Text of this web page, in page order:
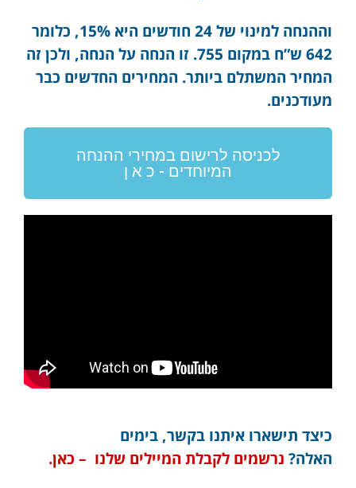
וההנחה למינוי של 24 חודשים היא 15%, כלומר
642 ש”ח במקום 755. זו הנחה על הנחה, ולכן זה
המחיר המשתלם ביותר. המחירים החדשים כבר
מעודכנים.
לכניסה לרישום במחירי ההנחה
המיוחדים - כ א ן
כיצד תישארו איתנו בקשר, בימים
האלה? נרשמים לקבלת המיילים שלנו – כאן.